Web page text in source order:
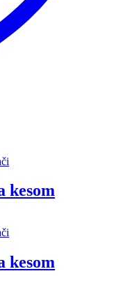
kesom
kesom